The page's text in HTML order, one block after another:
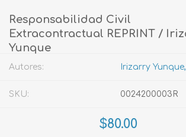
Responsabilidad Civil
Extracontractual REPRINT /
Yunque
Autores: Irizarry
SKU: 0024200003R
$80.00